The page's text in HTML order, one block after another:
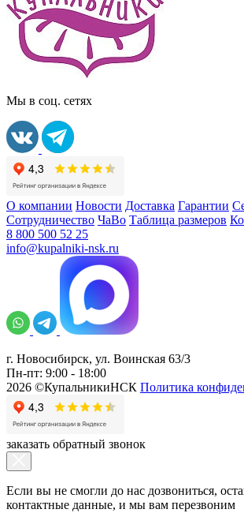
Мы в соц. сетях
О компании Новости Доставка Гарантии
Сотрудничество ЧаВо Таблица размеров
8 800 500 52 25
info@kupalniki-nsk.ru
г. Новосибирск, ул. Воинская 63/3
Пн-пт: 9:00 - 18:00
2026 ©КупальникиНСК Политика
заказать обратный звонок
Если вы не смогли до нас дозвониться,
контактные данные, и мы вам перезвоним